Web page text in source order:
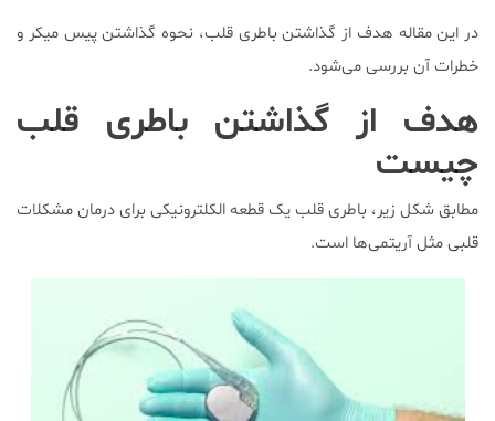
در این مقاله هدف از گذاشتن باطری قلب، نحوه گذاشتن پیس میکر و
خطرات آن بررسی می‌شود.
هدف از گذاشتن باطری قلب
چیست
مطابق شکل زیر، باطری قلب یک قطعه الکلترونیکی برای درمان مشکلات
قلبی مثل آریتمی‌ها است.